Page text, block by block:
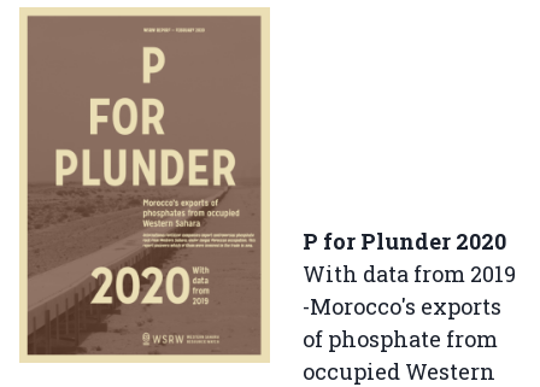
P for Plunder 2020
With data from 2019
-Morocco's exports
of phosphate from
occupied Western